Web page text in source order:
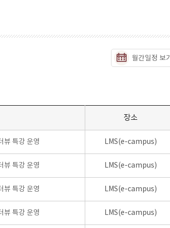
월간일정 보기
장소
뷰 특강 운영 LMS(e-campus)
뷰 특강 운영 LMS(e-campus)
뷰 특강 운영 LMS(e-campus)
뷰 특강 운영 LMS(e-campus)